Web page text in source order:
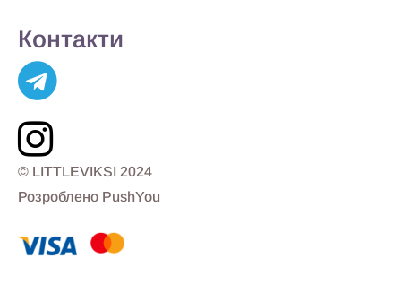
Контакти
© LITTLEVIKSI 2024
Розроблено PushYou